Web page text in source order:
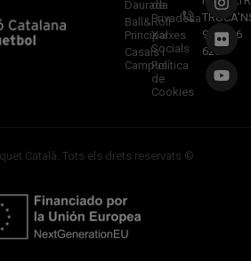
Daurada
Ball&Roll
Principal
Casals i
Campus
de
Privadesa
Xarxes
Socials
Política
de
Cookies
933 966
620
Català. Tots els drets reservats ©